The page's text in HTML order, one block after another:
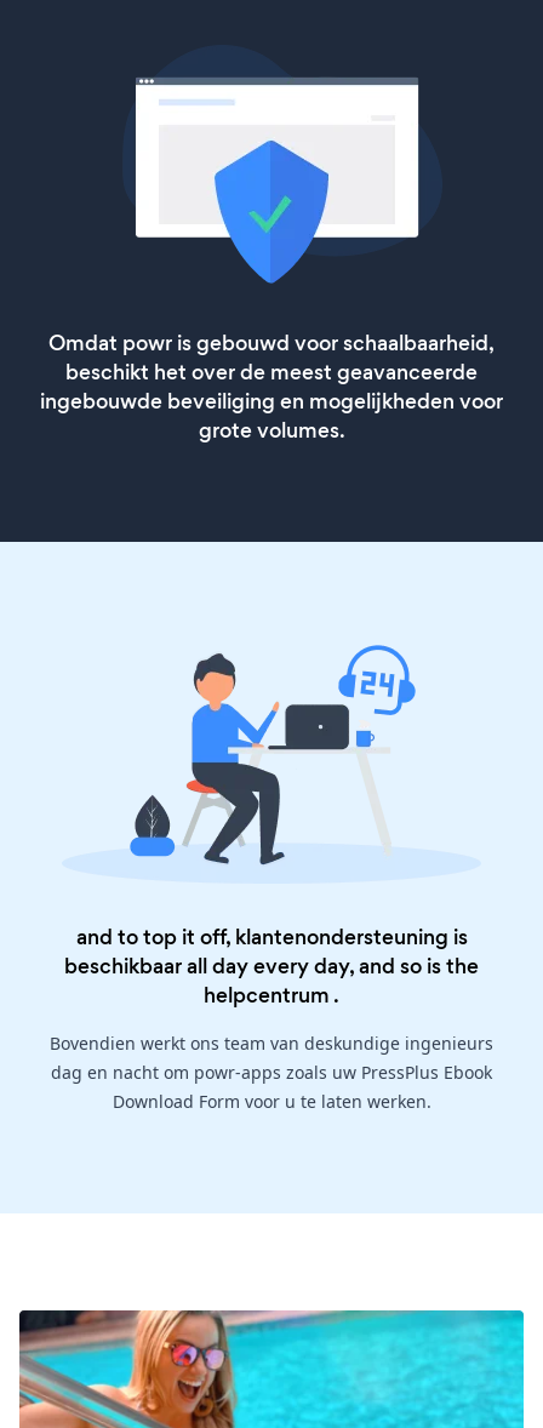
Omdat powr is gebouwd voor schaalbaarheid,
beschikt het over de meest geavanceerde
ingebouwde beveiliging en mogelijkheden voor
grote volumes.
and to top it off, klantenondersteuning is
beschikbaar all day every day, and so is the
helpcentrum .
Bovendien werkt ons team van deskundige ingenieurs
dag en nacht om powr-apps zoals uw PressPlus Ebook
Download Form voor u te laten werken.